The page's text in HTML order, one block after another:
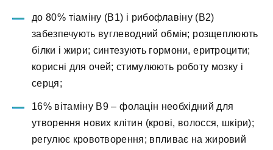
до 80% тіаміну (В1) і рибофлавіну (В2)
забезпечують вуглеводний обмін; розщеплюють
білки і жири; синтезують гормони, еритроцити;
корисні для очей; стимулюють роботу мозку і
серця;
16% вітаміну В9 – фолацін необхідний для
утворення нових клітин (крові, волосся, шкіри);
регулює кровотворення; впливає на жировий